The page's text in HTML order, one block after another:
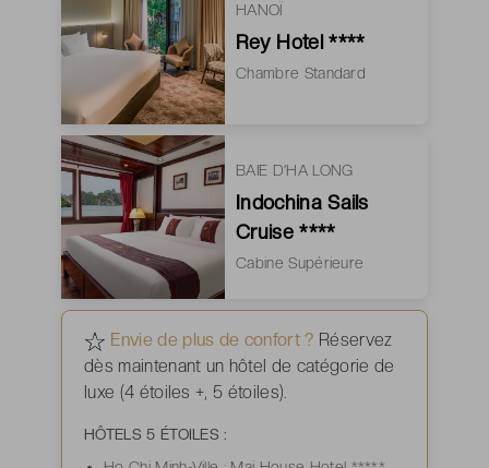
HANOÏ
Rey Hotel ****
Chambre Standard
BAIE D’HA LONG
Indochina Sails
Cruise ****
Cabine Supérieure
Envie de plus de confort ? Réservez
dès maintenant un hôtel de catégorie de
luxe (4 étoiles +, 5 étoiles).
HÔTELS 5 ÉTOILES :